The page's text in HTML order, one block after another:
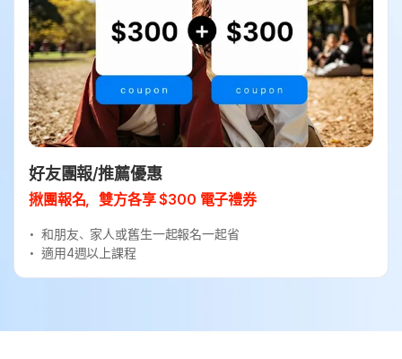
好友團報/推薦優惠
揪團報名，雙方各享 $300 電子禮券
和朋友、家人或舊生一起報名一起省
適用4週以上課程